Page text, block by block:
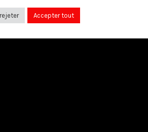
Accepter tout